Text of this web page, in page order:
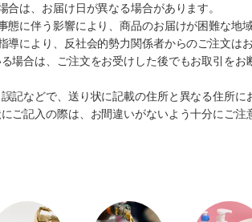
は、お届け日が異なる場合があります。
に伴う影響により、商品のお届けが困難な地
導により、反社会的勢力関係者からのご注文は
場合は、ご注文をお受けした後でもお取引をお
記などで、送り状に記載の住所と異なる住所
ご記入の際は、お間違いがないよう十分にご注